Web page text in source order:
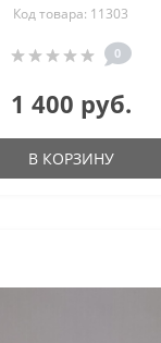
Код товара: 11303
0
1 400 руб.
В КОРЗИНУ